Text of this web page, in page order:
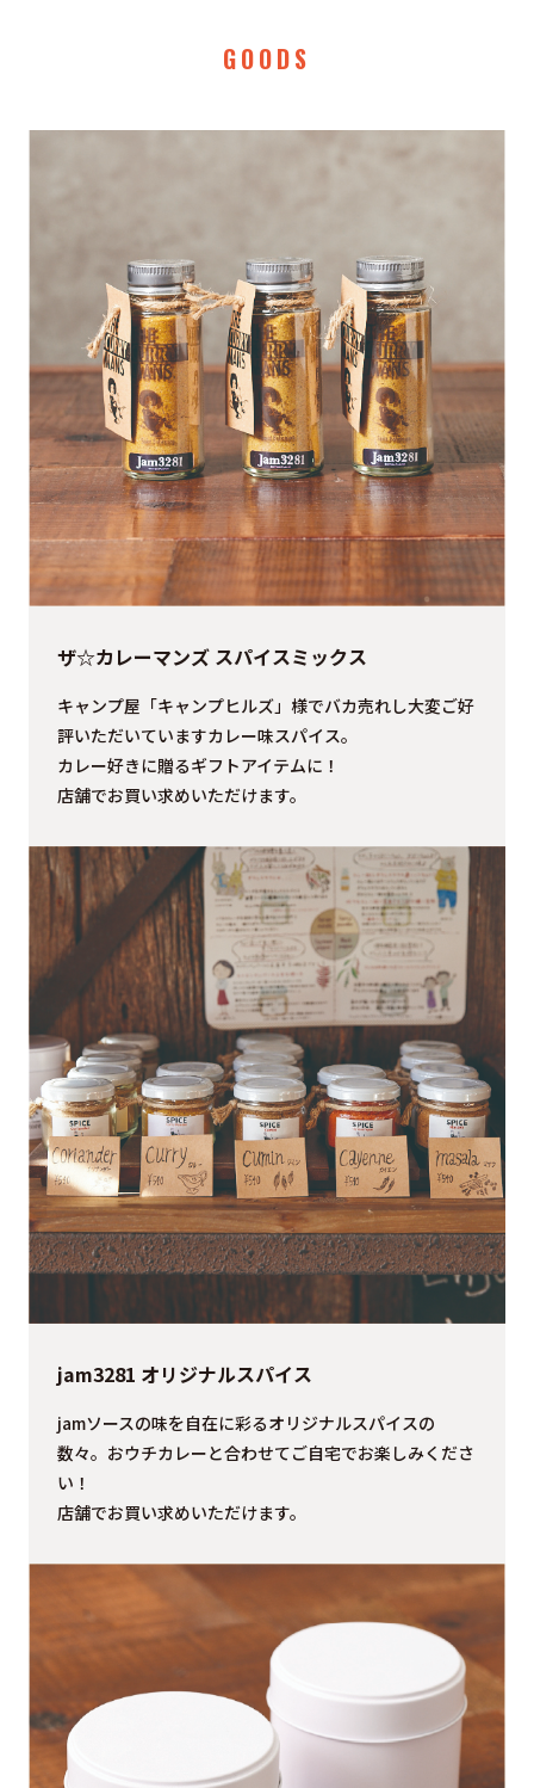
GOODS
ザ☆カレーマンズ スパイスミックス
キャンプ屋「キャンプヒルズ」様でバカ売れし大変ご好
評いただいていますカレー味スパイス。
カレー好きに贈るギフトアイテムに！
店舗でお買い求めいただけます。
jam3281 オリジナルスパイス
jamソースの味を自在に彩るオリジナルスパイスの
数々。おウチカレーと合わせてご自宅でお楽しみくださ
い！
店舗でお買い求めいただけます。